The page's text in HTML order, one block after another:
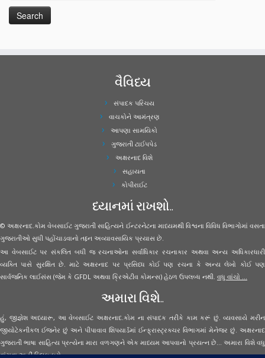
વૈવિધ્ય
સંપાદક પરિચય
વાચકોને આમંત્રણ
આપણા સામયિકો
ગુજરાતી ટાઈપપેડ
અક્ષરનાદ વિશે
સહાયતા
કોપીરાઈટ
ધ્યાનમાં રાખશો..
© અક્ષરનાદ.કોમ વેબસાઈટ ગુજરાતી સાહિત્યને ઈન્ટરનેટના માધ્યમથી વિશ્વના વિવિધ વિભાગોમાં વસતા
ગુજરાતીઓ સુધી પહોંચાડવાનો તદ્દન અવ્યાવસાયિક પ્રયાસ છે.
આ વેબસાઈટ પર સંકલિત બધી જ રચનાઓના સર્વાધિકાર રચનાકાર અથવા અન્ય અધિકારધારી
વ્યક્તિ પાસે સુરક્ષિત છે. માટે અક્ષરનાદ પર પ્રસિધ્ધ કોઈ પણ રચના કે અન્ય લેખો કોઈ પણ
સાર્વજનિક લાઈસંસ (જેમ કે GFDL અથવા ક્રિએટીવ કોમન્સ) હેઠળ ઉપલબ્ધ નથી. વધુ વાંચો ...
અમારા વિશે..
હું, જીજ્ઞેશ અધ્યારૂ, આ વેબસાઈટ અક્ષરનાદ.કોમ ના સંપાદક તરીકે કામ કરૂં છું. વ્યવસાયે મરીન
જીયોટેકનીકલ ઈજનેર છું અને પીપાવાવ શિપયાર્ડમાં ઈન્ફ્રાસ્ટ્રક્ચર વિભાગમાં મેનેજર છું. અક્ષરનાદ
ગુજરાતી ભાષા સાહિત્ય પ્રત્યેના મારા વળગણને એક માધ્યમ આપવાનો પ્રયત્ન છે... અમારા વિશે વધુ
વાંચવાઅહીં ક્લિક કરો...